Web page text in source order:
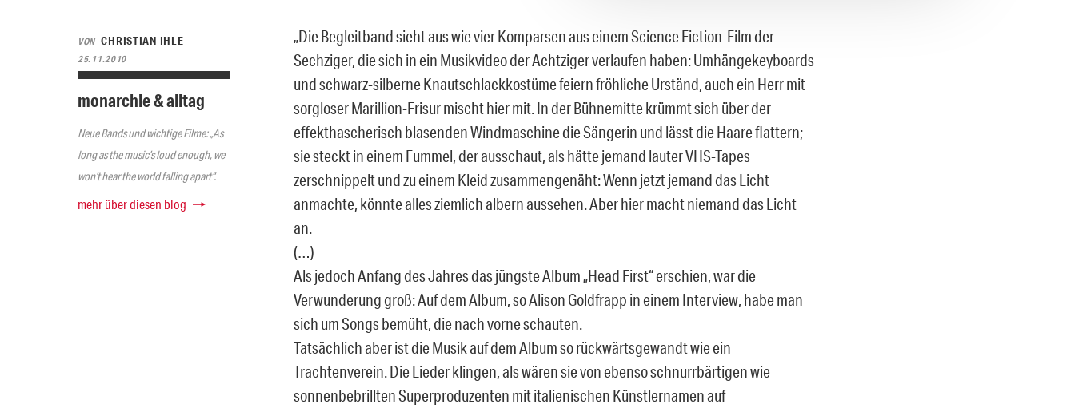
VON CHRISTIAN IHLE
25.11.2010
monarchie & alltag
Neue Bands und wichtige Filme: „As
long as the music’s loud enough, we
won’t hear the world falling apart“.
mehr über diesen blog
„Die Begleitband sieht aus wie vier Komparsen aus einem Science Fiction-Film der
Sechziger, die sich in ein Musikvideo der Achtziger verlaufen haben: Umhängekeyboards
und schwarz-silberne Knautschlackkostüme feiern fröhliche Urständ, auch ein Herr mit
sorgloser Marillion-Frisur mischt hier mit. In der Bühnemitte krümmt sich über der
effekthascherisch blasenden Windmaschine die Sängerin und lässt die Haare flattern;
sie steckt in einem Fummel, der ausschaut, als hätte jemand lauter VHS-Tapes
zerschnippelt und zu einem Kleid zusammengenäht: Wenn jetzt jemand das Licht
anmachte, könnte alles ziemlich albern aussehen. Aber hier macht niemand das Licht
an.
(…)
Als jedoch Anfang des Jahres das jüngste Album „Head First“ erschien, war die
Verwunderung groß: Auf dem Album, so Alison Goldfrapp in einem Interview, habe man
sich um Songs bemüht, die nach vorne schauten.
Tatsächlich aber ist die Musik auf dem Album so rückwärtsgewandt wie ein
Trachtenverein. Die Lieder klingen, als wären sie von ebenso schnurrbärtigen wie
sonnenbebrillten Superproduzenten mit italienischen Künstlernamen auf